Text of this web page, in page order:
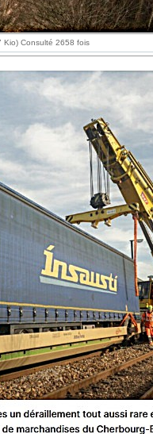
Kio) Consulté 2658 fois